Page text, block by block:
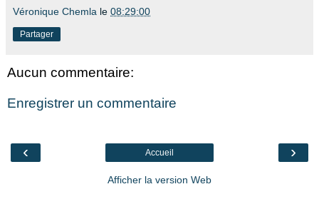
Véronique Chemla le 08:29:00
Partager
Aucun commentaire:
Enregistrer un commentaire
‹ ›
Accueil
Afficher la version Web